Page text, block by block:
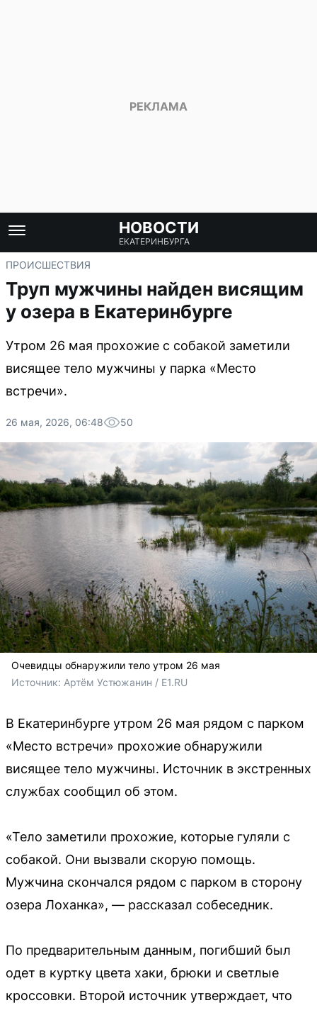
НОВОСТИ
ЕКАТЕРИНБУРГА
ПРОИСШЕСТВИЯ
Труп мужчины найден висящим
у озера в Екатеринбурге
Утром 26 мая прохожие с собакой заметили
висящее тело мужчины у парка «Место
встречи».
26 мая, 2026, 06:48 50
Очевидцы обнаружили тело утром 26 мая
Источник: Артём Устюжанин / E1.RU
В Екатеринбурге утром 26 мая рядом с парком
«Место встречи» прохожие обнаружили
висящее тело мужчины. Источник в экстренных
службах сообщил об этом.
«Тело заметили прохожие, которые гуляли с
собакой. Они вызвали скорую помощь.
Мужчина скончался рядом с парком в сторону
озера Лоханка», — рассказал собеседник.
По предварительным данным, погибший был
одет в куртку цвета хаки, брюки и светлые
кроссовки. Второй источник утверждает, что